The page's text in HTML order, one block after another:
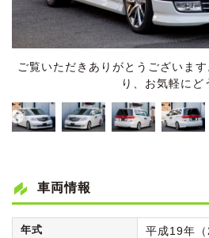
ご覧いただきありがとうございま
り、お気軽にど
車両情報
年式 平成19年（